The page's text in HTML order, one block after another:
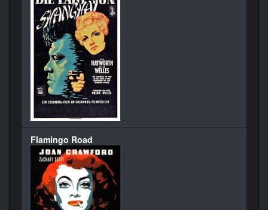
Flamingo Road